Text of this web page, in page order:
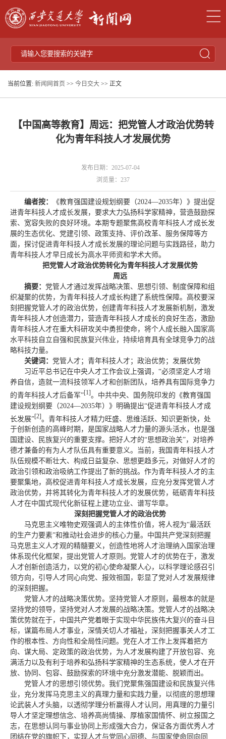
当前位置: 新闻网首页 >> 今日交大 >> 正文
【中国高等教育】周远：把党管人才政治优势转
化为青年科技人才发展优势
发布日期：2025-07-04
浏览量： 237
编者按：
《教育强国建设规划纲要（2024—2035年）》提出促
进青年科技人才成长发展，要求大力弘扬科学家精神，营造鼓励探
索、宽容失败的良好环境。本期专题聚焦高校青年科技人才成长发
展的生态优化、党建引领、政策支持、评价改革、服务保障等方
面，探讨促进青年科技人才成长发展的理论问题与实践路径，助力
青年科技人才早日成长为高水平师资和学术大师。
把党管人才政治优势转化为青年科技人才发展优势
周远
摘要： 党管人才通过发挥战略决策、思想引领、制度保障和组
织凝聚的优势，为青年科技人才成长构建了系统性保障。高校要深
刻把握党管人才的政治优势，创建青年科技人才发展新机制，激发
青年科技人才创造潜力，营造青年科技人才成长的良好生态，激励
青年科技人才在重大科研攻关中勇担使命，将个人成长融入国家高
水平科技自立自强和民族复兴伟业，持续培育具有全球竞争力的战
略科技力量。
关键词： 党管人才；青年科技人才；政治优势；发展优势
习近平总书记在中央人才工作会议上强调，“必须坚定人才培
养自信，造就一流科技领军人才和创新团队，培养具有国际竞争力
的青年科技人才后备军”[1]。中共中央、国务院印发的《教育强国
建设规划纲要（2024—2035年）》明确提出“促进青年科技人才成
长发展”[2]。青年科技人才精力旺盛、思维活跃、知识更新快，处
于创新创造的高峰时期，是国家战略人才力量的源头活水，也是强
国建设、民族复兴的重要支撑。把好人才的“思想政治关”，对培养
德才兼备的有为人才队伍具有重要意义。当前，我国青年科技人才
队伍规模不断壮大、构成日益复杂、思想更趋多元，对做好人才的
政治引领和政治吸纳工作提出了新的挑战。作为青年科技人才的主
要聚集地，高校促进青年科技人才成长发展，应充分发挥党管人才
政治优势，并将其转化为青年科技人才的发展优势，砥砺青年科技
人才在中国式现代化新征程上建功立业、谱写华章。
深刻把握党管人才的政治优势
马克思主义唯物史观强调人的主体性价值，将人视为“最活跃
的生产力要素”和推动社会进步的核心力量。中国共产党深刻把握
马克思主义人才观的精髓要义，创造性地将人才治理纳入国家治理
体系现代化框架，提出党管人才原则。党管人才的优势在于，激发
人才创新创造活力，以党的初心使命凝聚人心，以科学理论感召引
领方向，引导人才同心向党、报效祖国，彰显了党对人才发展规律
的深刻把握。
党管人才的战略决策优势。坚持党管人才原则，最根本的就是
坚持党的领导，坚持党对人才发展的战略决策。党管人才的战略决
策优势就在于，中国共产党着眼于实现中华民族伟大复兴的奋斗目
标，谋篇布局人才事业，深情关切人才福祉，深刻把握事关人才工
作的根本性、方向性和全局性问题。党在人才工作上发挥着把方
向、谋大局、定政策的政治优势，为人才发展构建了开放包容、充
满活力以及有利于培养和弘扬科学家精神的生态系统，使人才在开
放、协同、包容、鼓励探索的环境中充分激发潜能、脱颖而出。
党管人才的思想引领优势。我们党聚焦强国建设和民族复兴伟
业，充分发挥马克思主义的真理力量和实践力量，以彻底的思想理
论武装人才头脑，以透彻学理分析赢得人才认同，用真理的力量引
导人才坚定理想信念、培养高尚情操、厚植家国情怀、树立报国之
志，在思想认同与事业协同上形成强大合力，保证各方面优秀人才
团结在党的旗帜下，实现人才与党同心同德、与国家使命同向同